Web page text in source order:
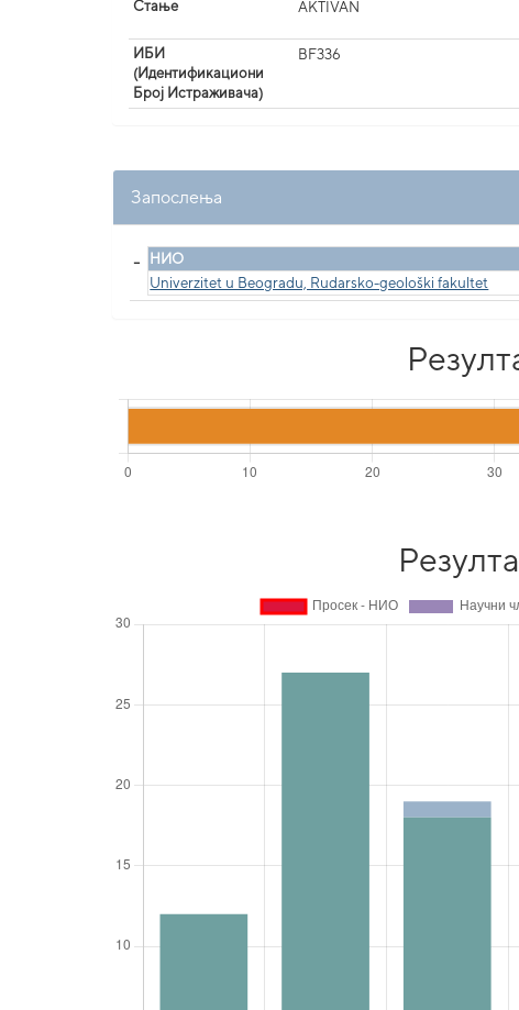
Стање AKTIVAN
ИБИ
(Идентификациони
Број Истраживача)
BF336
Запослења
НИО
Univerzitet u Beogradu, Rudarsko-geološki fakultet